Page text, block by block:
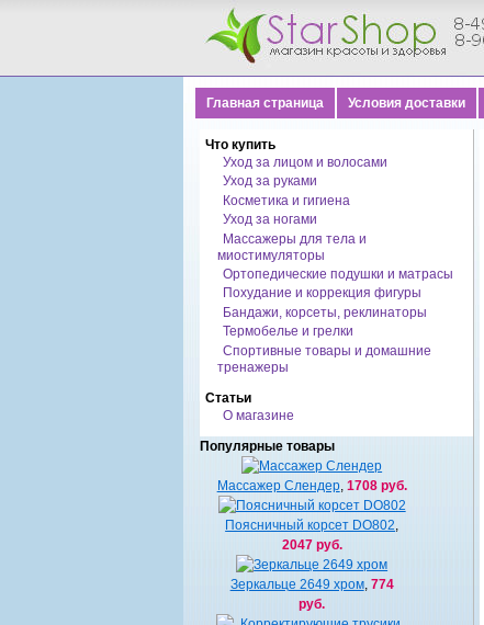
Главная страница Условия доставки
Что купить
Уход за лицом и волосами
Уход за руками
Косметика и гигиена
Уход за ногами
Массажеры для тела и
миостимуляторы
Ортопедические подушки и матрасы
Похудание и коррекция фигуры
Бандажи, корсеты, реклинаторы
Термобелье и грелки
Спортивные товары и домашние
тренажеры
Статьи
О магазине
Популярные товары
Массажер Слендер, 1708 руб.
Поясничный корсет DO802
2047 руб.
Зеркальце 2649 хром, 774
руб.